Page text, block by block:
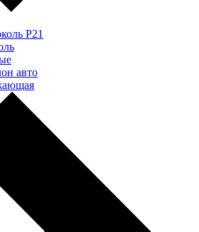
P21
авто